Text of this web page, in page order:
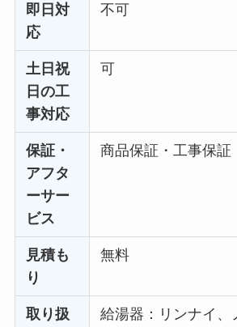
即日対
応
不可
土日祝
日の工
事対応
可
保証・
アフタ
ーサー
ビス
商品保証・工事保証
見積も
り
無料
取り扱
給湯器：リンナイ、